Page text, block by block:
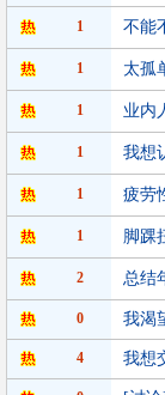
1 不能
1 太孤
1 业内
1 我想
1 疲劳
1 脚踝
2 总结
0 我渴
4 我想